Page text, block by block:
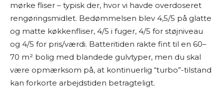
mørke fliser – typisk der, hvor vi havde overdoseret
rengøringsmidlet. Bedømmelsen blev 4,5/5 på glatte
og matte køkkenfliser, 4/5 i fuger, 4/5 for støjniveau
og 4/5 for pris/værdi. Batteritiden rakte fint til en 60–
70 m² bolig med blandede gulvtyper, men du skal
være opmærksom på, at kontinuerlig “turbo”-tilstand
kan forkorte arbejdstiden betragteligt.